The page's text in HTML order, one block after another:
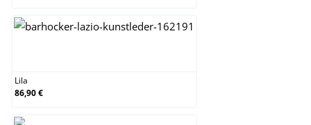
Lila
86,90 €